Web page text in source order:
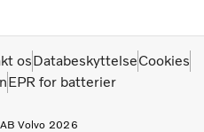
Volvo 2026
osDatabeskyttelseCookies
EPR for batterier